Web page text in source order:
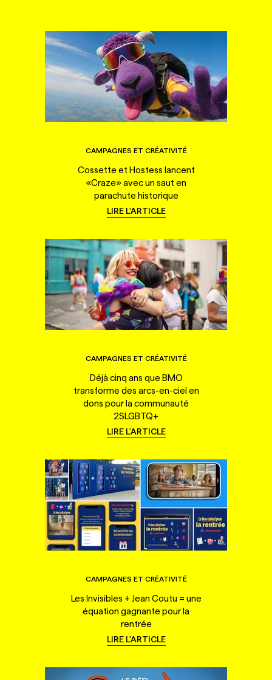
CAMPAGNES ET CRÉATIVITÉ
Cossette et Hostess lancent
«Craze» avec un saut en
parachute historique
LIRE L'ARTICLE
CAMPAGNES ET CRÉATIVITÉ
Déjà cinq ans que BMO
transforme des arcs-en-ciel en
dons pour la communauté
2SLGBTQ+
LIRE L'ARTICLE
CAMPAGNES ET CRÉATIVITÉ
Les Invisibles + Jean Coutu = une
équation gagnante pour la
rentrée
LIRE L'ARTICLE